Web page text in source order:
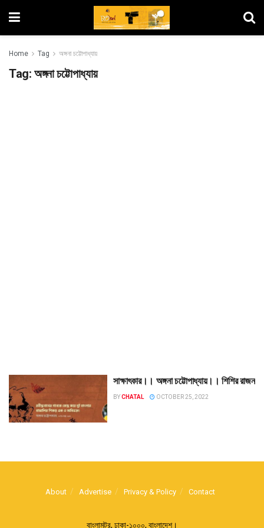
Home Tag অঙ্গনা চট্টোপাধ্যায়
Tag: অঙ্গনা চট্টোপাধ্যায়
সাক্ষাৎকার।। অঙ্গনা চট্টোপাধ্যায়।। শিশির রাজন
BYCHATAL OCTOBER 25, 2022
About Advertise Privacy & Policy Contact
বাংলামটর, ঢাকা-১০০০, বাংলাদেশ।